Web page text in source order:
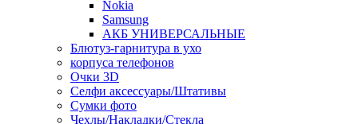
Nokia
Samsung
АКБ УНИВЕРСАЛЬНЫЕ
Блютуз-гарнитура в ухо
корпуса телефонов
Очки 3D
Селфи аксессуары/Штативы
Сумки фото
Чехлы/Накладки/Стекла